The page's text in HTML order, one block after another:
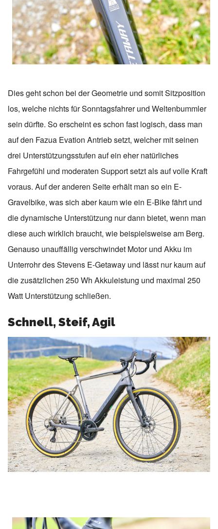
Dies geht schon bei der Geometrie und somit Sitzposition
los, welche nichts für Sonntagsfahrer und Weltenbummler
sein dürfte. So erscheint es schon fast logisch, dass man
auf den Fazua Evation Antrieb setzt, welcher mit seinen
drei Unterstützungsstufen auf ein eher natürliches
Fahrgefühl und moderaten Support setzt als auf volle Kraft
voraus. Auf der anderen Seite erhält man so ein E-
Gravelbike, was sich aber kaum wie ein E-Bike fährt und
die dynamische Unterstützung nur dann bietet, wenn man
diese auch wirklich braucht, wie beispielsweise am Berg.
Genauso unauffällig verschwindet Motor und Akku im
Unterrohr des Stevens E-Getaway und lässt nur kaum auf
die zusätzlichen 250 Wh Akkuleistung und maximal 250
Watt Unterstützung schließen.
Schnell, Steif, Agil